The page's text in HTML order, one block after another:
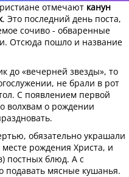
отмечают канун
. Это последний день поста,
сочиво - обваренные
Отсюда пошло и название
до «вечерней звезды», то
не брали в рот
С появлением первой
волхвам о рождении
обязательно украшали
рождения Христа, и
постных блюд. А с
подавать мясные кушанья.